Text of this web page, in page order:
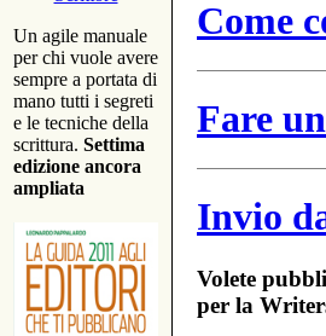
Un agile manuale
per chi vuole avere
sempre a portata di
mano tutti i segreti
e le tecniche della
scrittura. Settima
edizione ancora
ampliata
Come
Fare
Invio
Volete
per la